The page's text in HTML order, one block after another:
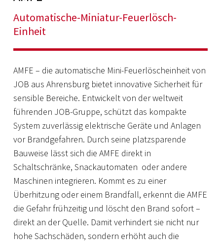
Automatische-Miniatur-Feuerlösch-
Einheit
AMFE – die automatische Mini-Feuerlöscheinheit von
JOB aus Ahrensburg bietet innovative Sicherheit für
sensible Bereiche. Entwickelt von der weltweit
führenden JOB-Gruppe, schützt das kompakte
System zuverlässig elektrische Geräte und Anlagen
vor Brandgefahren. Durch seine platzsparende
Bauweise lässt sich die AMFE direkt in
Schaltschränke, Snackautomaten oder andere
Maschinen integrieren. Kommt es zu einer
Überhitzung oder einem Brandfall, erkennt die AMFE
die Gefahr frühzeitig und löscht den Brand sofort –
direkt an der Quelle. Damit verhindert sie nicht nur
hohe Sachschäden, sondern erhöht auch die